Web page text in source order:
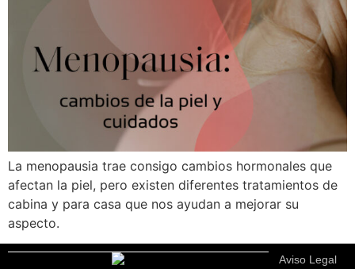
La menopausia trae consigo cambios hormonales que
afectan la piel, pero existen diferentes tratamientos de
cabina y para casa que nos ayudan a mejorar su
aspecto.
Aviso Legal